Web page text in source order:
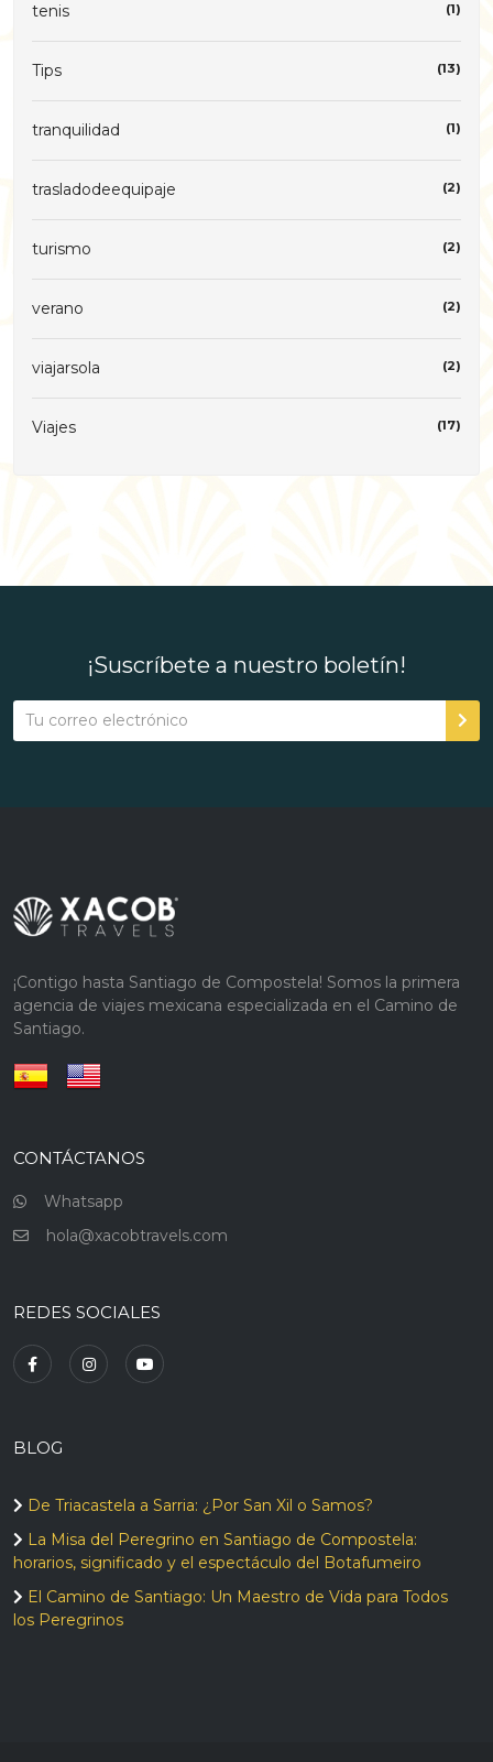
tenis (1)
Tips (13)
tranquilidad (1)
trasladodeequipaje (2)
turismo (2)
verano (2)
viajarsola (2)
Viajes (17)
¡Suscríbete a nuestro boletín!
¡Contigo hasta Santiago de Compostela! Somos la primera
agencia de viajes mexicana especializada en el Camino de
Santiago.
CONTÁCTANOS
Whatsapp
hola@xacobtravels.com
REDES SOCIALES
BLOG
De Triacastela a Sarria: ¿Por San Xil o Samos?
La Misa del Peregrino en Santiago de Compostela:
horarios, significado y el espectáculo del Botafumeiro
El Camino de Santiago: Un Maestro de Vida para Todos
los Peregrinos